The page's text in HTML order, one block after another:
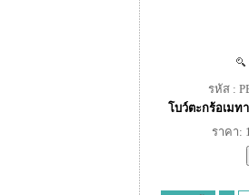
รหัส :
โบว์ตะกร้อเมท
ราคา: